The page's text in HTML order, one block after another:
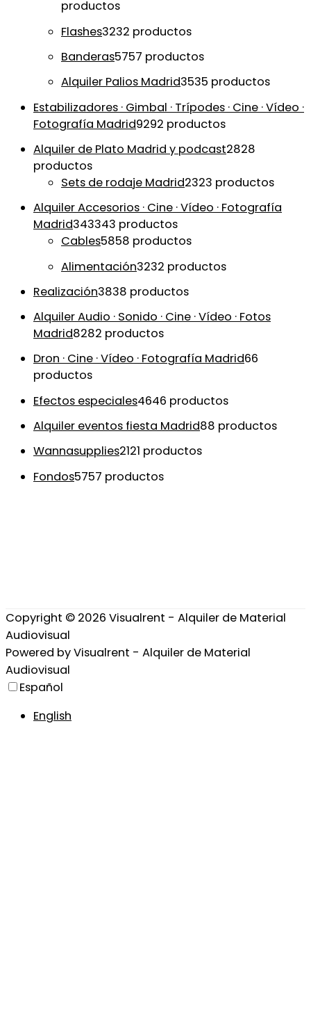
productos
Flashes3232 productos
Banderas5757 productos
Alquiler Palios Madrid3535 productos
Estabilizadores · Gimbal · Trípodes · Cine · Vídeo ·
Fotografía Madrid9292 productos
Alquiler de Plato Madrid y podcast2828
productos
Sets de rodaje Madrid2323 productos
Alquiler Accesorios · Cine · Vídeo · Fotografía
Madrid343343 productos
Cables5858 productos
Alimentación3232 productos
Realización3838 productos
Alquiler Audio · Sonido · Cine · Vídeo · Fotos
Madrid8282 productos
Dron · Cine · Vídeo · Fotografía Madrid66
productos
Efectos especiales4646 productos
Alquiler eventos fiesta Madrid88 productos
Wannasupplies2121 productos
Fondos5757 productos
Copyright © 2026 Visualrent - Alquiler de Material
Audiovisual
Powered byVisualrent - Alquiler de Material
Audiovisual
Español
English